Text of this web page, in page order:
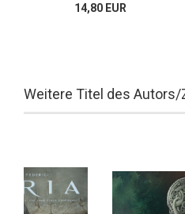
14,80 EUR
Weitere Titel des